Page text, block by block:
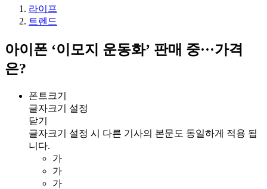
라이프
트렌드
아이폰 ‘이모지 운동화’ 판매 중···가격
은?
폰트크기
글자크기 설정
닫기
글자크기 설정 시 다른 기사의 본문도 동일하게 적용 됩
니다.
가
가
가